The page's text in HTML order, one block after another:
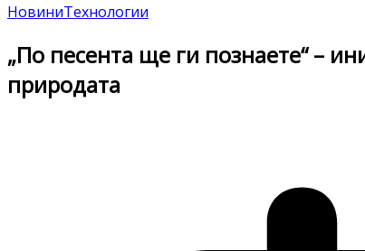
НовиниТехнологии
„По песента ще ги познаете“ –
природата